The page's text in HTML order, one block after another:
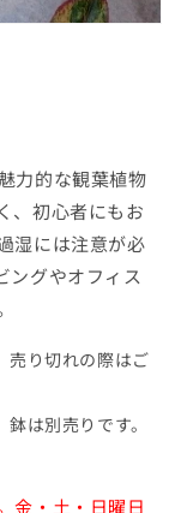
力的な観葉植物
、初心者にもお
湿には注意が必
ングやオフィス
売り切れの際はご
は別売りです。
金・土・日曜日